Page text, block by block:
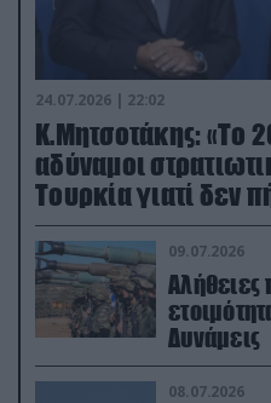
24.07.2026 | 22:02
Κ.Μητσοτάκης: «Το
αδύναμοι
Τουρκία γιατί δεν
(βίντεο)
09.07.2026
Αλήθειες
Δυνάμεις
08.07.2026